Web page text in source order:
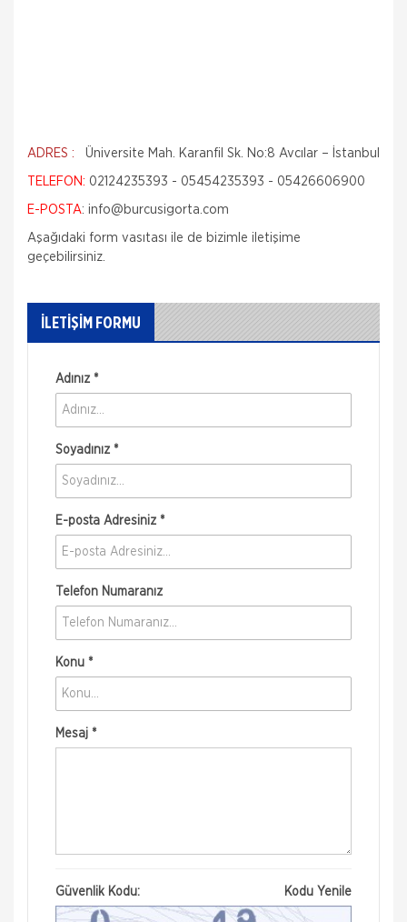
ADRES : Üniversite Mah. Karanfil Sk. No:8 Avcılar – İstanbul
TELEFON: 02124235393 - 05454235393 - 05426606900
E-POSTA: info@burcusigorta.com
Aşağıdaki form vasıtası ile de bizimle iletişime
geçebilirsiniz.
İLETİŞİM FORMU
Adınız *
Soyadınız *
E-posta Adresiniz *
Telefon Numaranız
Konu *
Mesaj *
Güvenlik Kodu: Kodu Yenile